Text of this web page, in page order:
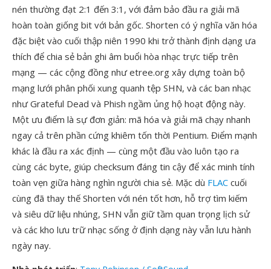
nén thường đạt 2:1 đến 3:1, với đảm bảo đầu ra giải mã
hoàn toàn giống bit với bản gốc. Shorten có ý nghĩa văn hóa
đặc biệt vào cuối thập niên 1990 khi trở thành định dạng ưa
thích để chia sẻ bản ghi âm buổi hòa nhạc trực tiếp trên
mạng — các cộng đồng như etree.org xây dựng toàn bộ
mạng lưới phân phối xung quanh tệp SHN, và các ban nhạc
như Grateful Dead và Phish ngầm ủng hộ hoạt động này.
Một ưu điểm là sự đơn giản: mã hóa và giải mã chạy nhanh
ngay cả trên phần cứng khiêm tốn thời Pentium. Điểm mạnh
khác là đầu ra xác định — cùng một đầu vào luôn tạo ra
cùng các byte, giúp checksum đáng tin cậy để xác minh tính
toàn vẹn giữa hàng nghìn người chia sẻ. Mặc dù FLAC cuối
cùng đã thay thế Shorten với nén tốt hơn, hỗ trợ tìm kiếm
và siêu dữ liệu nhúng, SHN vẫn giữ tầm quan trọng lịch sử
và các kho lưu trữ nhạc sống ở định dạng này vẫn lưu hành
ngày nay.